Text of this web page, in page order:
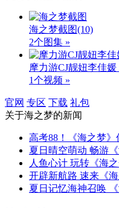
海之梦截图(10)
2个图集 »
摩力游CJ靓妞李佳
1个视频 »
官网 专区 下载 礼包
关于海之梦的新闻
高考88！《海之梦》
夏日晴空萌动 畅游《
人鱼心计 玩转《海
开辟新航路 速来《
夏日记忆海神召唤